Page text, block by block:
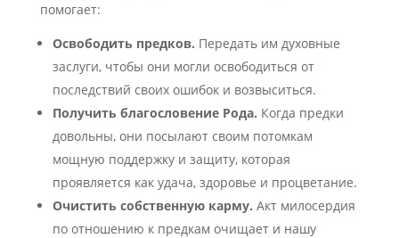
помогает:
Освободить предков. Передать им духовные
заслуги, чтобы они могли освободиться от
последствий своих ошибок и возвыситься.
Получить благословение Рода. Когда предки
довольны, они посылают своим потомкам
мощную поддержку и защиту, которая
проявляется как удача, здоровье и процветание.
Очистить собственную карму. Акт милосердия
по отношению к предкам очищает и нашу